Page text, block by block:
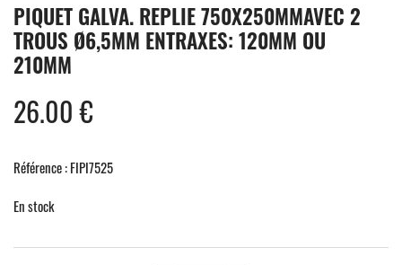
PIQUET GALVA. REPLIE 750X250MMAVEC 2
TROUS Ø6,5MM ENTRAXES: 120MM OU
210MM
26.00€
Référence : FIPI7525
En stock